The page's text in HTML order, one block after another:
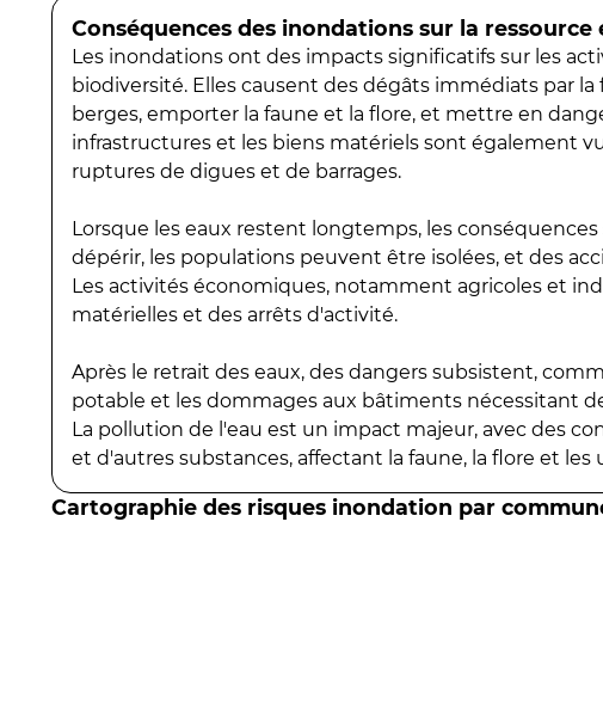
Conséquences des inondations sur la ressource
Les inondations ont des impacts significatifs sur les
biodiversité. Elles causent des dégâts immédiats par
berges, emporter la faune et la flore, et mettre en
infrastructures et les biens matériels sont également
ruptures de digues et de barrages.
Lorsque les eaux restent longtemps, les
dépérir, les populations peuvent être isolées, et des
Les activités économiques, notamment agricoles et
matérielles et des arrêts d'activité.
Après le retrait des eaux, des dangers subsistent,
potable et les dommages aux bâtiments nécessitant
La pollution de l'eau est un impact majeur, avec des
et d'autres substances, affectant la faune, la flore et les
Cartographie des risques inondation par